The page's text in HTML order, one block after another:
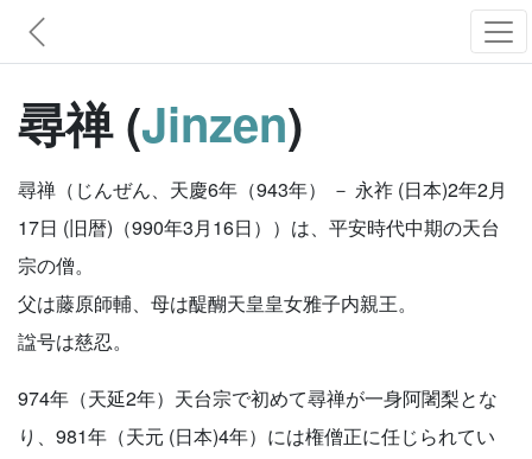
尋禅 (Jinzen)
尋禅（じんぜん、天慶6年（943年） － 永祚 (日本)2年2月
17日 (旧暦)（990年3月16日））は、平安時代中期の天台
宗の僧。
父は藤原師輔、母は醍醐天皇皇女雅子内親王。
諡号は慈忍。
974年（天延2年）天台宗で初めて尋禅が一身阿闍梨とな
り、981年（天元 (日本)4年）には権僧正に任じられてい